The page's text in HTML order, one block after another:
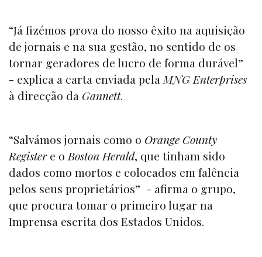
“Já fizémos prova do nosso êxito na aquisição
de jornais e na sua gestão, no sentido de os
tornar geradores de lucro de forma durável”
- explica a carta enviada pela MNG Enterprises
à direcção da Gannett.
“Salvámos jornais como o Orange County
Registere o Boston Herald, que tinham sido
dados como mortos e colocados em falência
pelos seus proprietários” - afirma o grupo,
que procura tomar o primeiro lugar na
Imprensa escrita dos Estados Unidos.